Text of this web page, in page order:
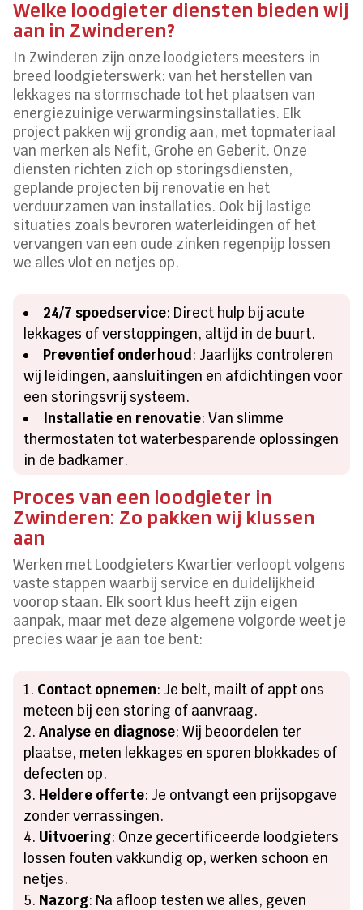
Welke loodgieter diensten bieden wij
aan in Zwinderen?
In Zwinderen zijn onze loodgieters meesters in
breed loodgieterswerk: van het herstellen van
lekkages na stormschade tot het plaatsen van
energiezuinige verwarmingsinstallaties. Elk
project pakken wij grondig aan, met topmateriaal
van merken als Nefit, Grohe en Geberit. Onze
diensten richten zich op storingsdiensten,
geplande projecten bij renovatie en het
verduurzamen van installaties. Ook bij lastige
situaties zoals bevroren waterleidingen of het
vervangen van een oude zinken regenpijp lossen
we alles vlot en netjes op.
24/7 spoedservice: Direct hulp bij acute
lekkages of verstoppingen, altijd in de buurt.
Preventief onderhoud: Jaarlijks controleren
wij leidingen, aansluitingen en afdichtingen voor
een storingsvrij systeem.
Installatie en renovatie: Van slimme
thermostaten tot waterbesparende oplossingen
in de badkamer.
Proces van een loodgieter in
Zwinderen: Zo pakken wij klussen
aan
Werken met Loodgieters Kwartier verloopt volgens
vaste stappen waarbij service en duidelijkheid
voorop staan. Elk soort klus heeft zijn eigen
aanpak, maar met deze algemene volgorde weet je
precies waar je aan toe bent:
Contact opnemen: Je belt, mailt of appt ons
meteen bij een storing of aanvraag.
Analyse en diagnose: Wij beoordelen ter
plaatse, meten lekkages en sporen blokkades of
defecten op.
Heldere offerte: Je ontvangt een prijsopgave
zonder verrassingen.
Uitvoering: Onze gecertificeerde loodgieters
lossen fouten vakkundig op, werken schoon en
netjes.
Nazorg: Na afloop testen we alles, geven